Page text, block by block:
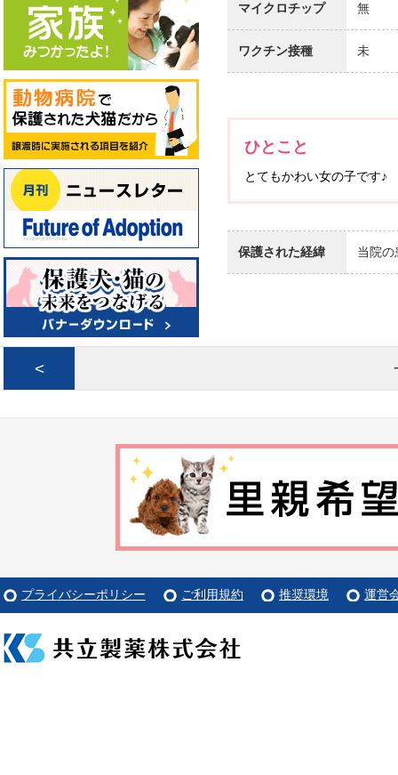
マイクロチップ 無
ワクチン接種 未
ひとこと
とてもかわい女の子です♪
保護された経緯 当院
<
プライバシーポリシー ご利用規約 推奨環境 運営